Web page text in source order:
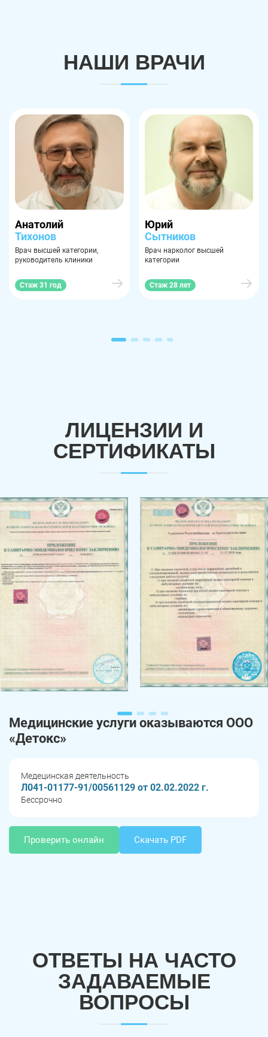
НАШИ ВРАЧИ
Анатолий
Тихонов
Врач высшей категории,
руководитель клиники
Стаж 31 год
Юрий
Сытников
Врач нарколог высшей
категории
Стаж 28 лет
ЛИЦЕНЗИИ И
СЕРТИФИКАТЫ
Медицинские услуги оказываются ООО
«Детокс»
Медецинская деятельность
Л041-01177-91/00561129 от 02.02.2022 г.
Бессрочно
Проверить онлайн Скачать PDF
ОТВЕТЫ НА ЧАСТО
ЗАДАВАЕМЫЕ
ВОПРОСЫ